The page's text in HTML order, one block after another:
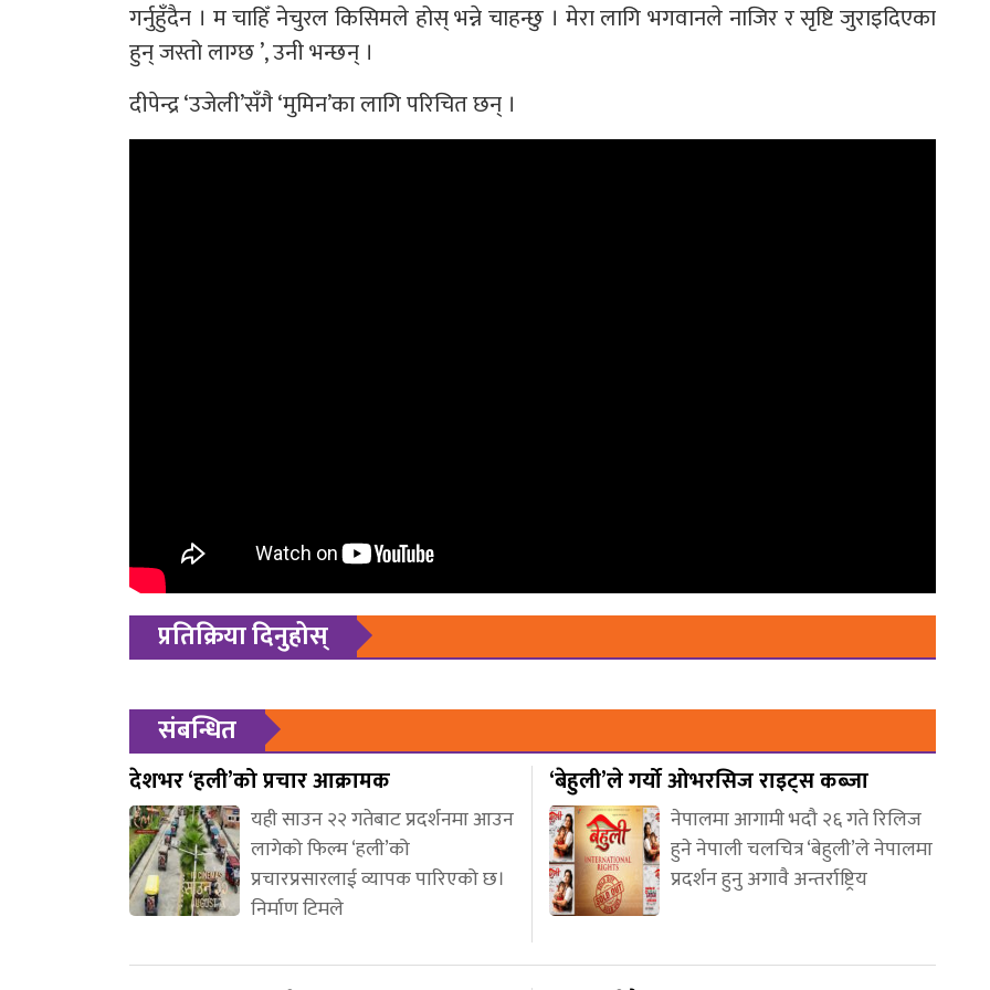
गर्नुहुँदैन । म चाहिँ नेचुरल किसिमले होस् भन्ने चाहन्छु । मेरा लागि भगवानले नाजिर र सृष्टि जुराइदिएका
हुन् जस्तो लाग्छ ’, उनी भन्छन् ।
दीपेन्द्र ‘उजेली’सँगै ‘मुमिन’का लागि परिचित छन् ।
प्रतिक्रिया दिनुहोस्
संबन्धित
देशभर ‘हली’को प्रचार आक्रामक
यही साउन २२ गतेबाट प्रदर्शनमा आउन
लागेको फिल्म ‘हली’को
प्रचारप्रसारलाई व्यापक पारिएको छ।
निर्माण टिमले
‘बेहुली’ले गर्यो ओभरसिज राइट्स कब्जा
नेपालमा आगामी भदौ २६ गते रिलिज
हुने नेपाली चलचित्र ‘बेहुली’ले नेपालमा
प्रदर्शन हुनु अगावै अन्तर्राष्ट्रिय